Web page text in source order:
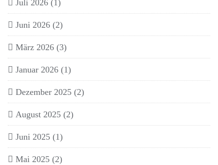
Juli 2026 (1)
Juni 2026 (2)
März 2026 (3)
Januar 2026 (1)
Dezember 2025 (2)
August 2025 (2)
Juni 2025 (1)
Mai 2025 (2)